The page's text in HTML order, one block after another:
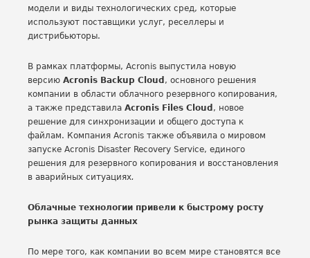
модели и виды технологических сред, которые
используют поставщики услуг, реселлеры и
дистрибьюторы.
В рамках платформы, Acronis выпустила новую
версию Acronis Backup Cloud , основного решения
компании в области облачного резервного копирования,
а также представила Acronis Files Cloud , новое
решение для синхронизации и общего доступа к
файлам. Компания Acronis также объявила о мировом
запуске Acronis Disaster Recovery Service, единого
решения для резервного копирования и восстановления
в аварийных ситуациях.
Облачные технологии привели к быстрому росту
рынка защиты данных
По мере того, как компании во всем мире становятся все